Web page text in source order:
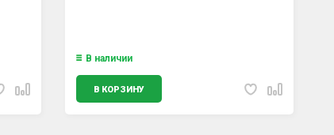
В наличии
В КОРЗИНУ